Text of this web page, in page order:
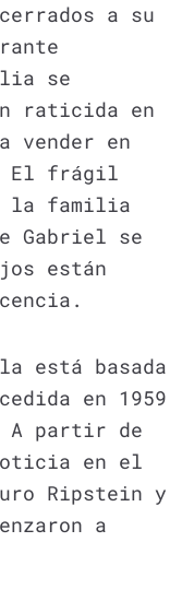
a su
se
raticida en
vender en
El frágil
la familia
Gabriel se
están
está basada
en 1959
A partir de
en el
Ripstein y
a